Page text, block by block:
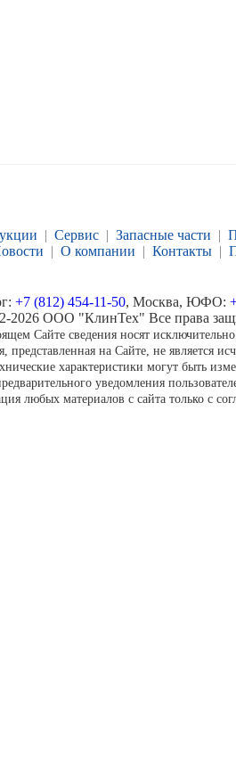
| Сервис| Запасные части |
| О компании | Контакты|
+7 (812) 454-11-50, Москва, ЮФО:
2026 ООО "КлинТех" Все права
Сайте сведения носят
представленная на Сайте, не является
характеристики могут быть
уведомления
любых материалов с сайта только с